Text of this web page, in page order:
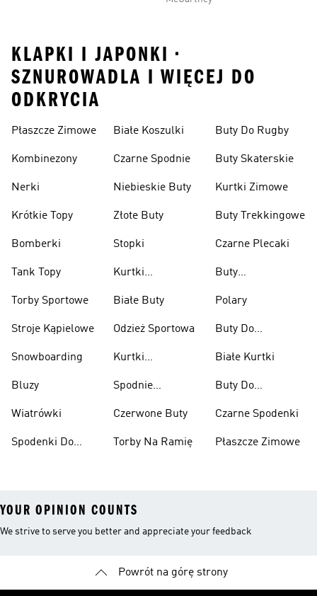
KLAPKI I JAPONKI •
SZNUROWADLA I WIĘCEJ DO
ODKRYCIA
Płaszcze Zimowe
Kombinezony
Nerki
Krótkie Topy
Bomberki
Tank Topy
Torby Sportowe
Stroje Kąpielowe
Snowboarding
Bluzy
Wiatrówki
Spodenki Do
Białe Koszulki
Czarne Spodnie
Niebieskie Buty
Złote Buty
Stopki
Kurtki
Białe Buty
Odzież Sportowa
Kurtki
Spodnie
Czerwone Buty
Torby Na Ramię
Buty Do Rugby
Buty Skaterskie
Kurtki Zimowe
Buty Trekkingowe
Czarne Plecaki
Buty
Polary
Buty Do
Ciężarów
Białe Kurtki
Buty Do
Czarne Spodenki
Płaszcze Zimowe
YOUR OPINION COUNTS
We strive to serve you better and appreciate your feedback
Powrót na górę strony